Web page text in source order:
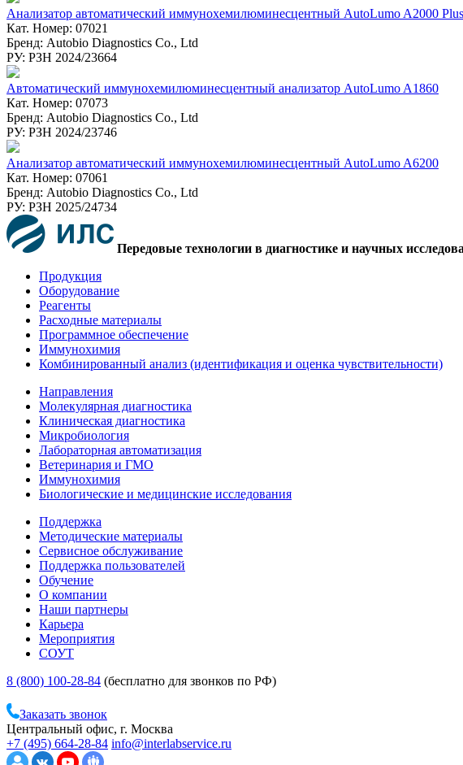
Анализатор автоматический иммунохемилюминесцентный AutoLumo A2000 Plus
Кат. Номер: 07021
Бренд: Autobio Diagnostics Co., Ltd
РУ: РЗН 2024/23664
Автоматический иммунохемилюминесцентный анализатор AutoLumo A1860
Кат. Номер: 07073
Бренд: Autobio Diagnostics Co., Ltd
РУ: РЗН 2024/23746
Анализатор автоматический иммунохемилюминесцентный AutoLumo A6200
Кат. Номер: 07061
Бренд: Autobio Diagnostics Co., Ltd
РУ: РЗН 2025/24734
Передовые технологии в диагностике и научных
Продукция
Оборудование
Реагенты
Расходные материалы
Программное обеспечение
Иммунохимия
Комбинированный анализ (идентификация и оценка чувствительности)
Направления
Молекулярная диагностика
Клиническая диагностика
Микробиология
Лабораторная автоматизация
Ветеринария и ГМО
Иммунохимия
Биологические и медицинские исследования
Поддержка
Методические материалы
Сервисное обслуживание
Поддержка пользователей
Обучение
О компании
Наши партнеры
Карьера
Мероприятия
СОУТ
8 (800) 100-28-84 (бесплатно для звонков по РФ)
Заказать звонок
Центральный офис, г. Москва
+7 (495) 664-28-84 info@interlabservice.ru